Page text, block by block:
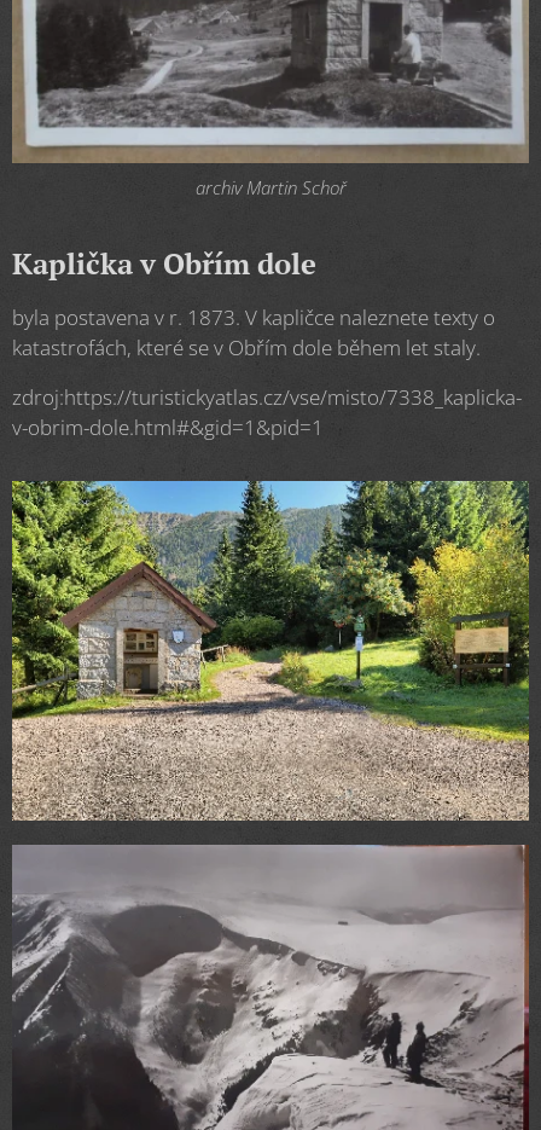
archiv Martin Schoř
Kaplička v Obřím dole
byla postavena v r. 1873. V kapličce naleznete texty o
katastrofách, které se v Obřím dole během let staly.
zdroj:https://turistickyatlas.cz/vse/misto/7338_kaplicka-
v-obrim-dole.html#&gid=1&pid=1